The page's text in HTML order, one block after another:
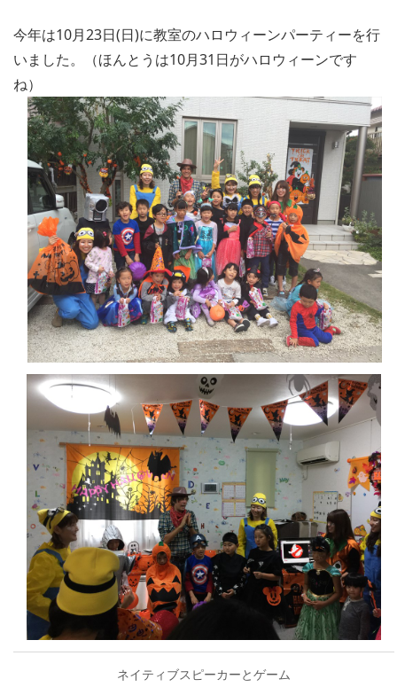
今年は10月23日(日)に教室のハロウィーンパーティーを行
いました。（ほんとうは10月31日がハロウィーンです
ね）
ネイティブスピーカーとゲーム